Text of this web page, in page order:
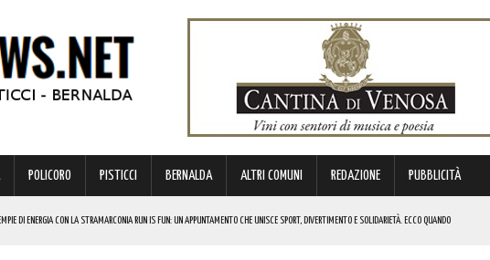
POLICORO PISTICCI BERNALDA ALTRI COMUNI REDAZIONE PUBBLICITÀ
DI ENERGIA CON LA STRAMARCONIA RUN IS FUN: UN APPUNTAMENTO CHE UNISCE SPORT, DIVERTIMENTO E SOLIDARIETÀ. ECCO QUANDO